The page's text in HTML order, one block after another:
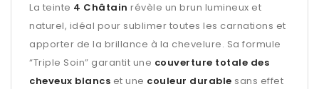
La teinte 4 Châtain révèle un brun lumineux et
naturel, idéal pour sublimer toutes les carnations et
apporter de la brillance à la chevelure. Sa formule
“Triple Soin” garantit une couverture totale des
cheveux blancs et une couleur durable sans effet